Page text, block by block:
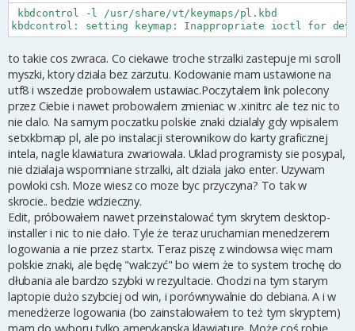
kbdcontrol -l /usr/share/vt/keymaps/pl.kbd
kbdcontrol: setting keymap: Inappropriate ioctl for
to takie cos zwraca. Co ciekawe troche strzalki zastepuje mi scroll
myszki, ktory dziala bez zarzutu. Kodowanie mam ustawione na
utf8 i wszedzie probowalem ustawiac.Poczytalem link polecony
przez Ciebie i nawet probowalem zmieniac w .xinitrc ale tez nic to
nie dalo. Na samym poczatku polskie znaki dzialaly gdy wpisalem
setxkbmap pl, ale po instalacji sterownikow do karty graficznej
intela, nagle klawiatura zwariowala. Uklad programisty sie posypal,
nie dzialaja wspomniane strzalki, alt dziala jako enter. Uzywam
powloki csh. Moze wiesz co moze byc przyczyna? To tak w
skrocie.. bedzie wdzieczny.
Edit, próbowałem nawet przeinstalować tym skrytem desktop-
installer i nic to nie dało. Tyle że teraz uruchamian menedzerem
logowania a nie przez startx. Teraz piszę z windowsa więc mam
polskie znaki, ale będę "walczyć" bo wiem że to system trochę do
dłubania ale bardzo szybki w rezyultacie. Chodzi na tym starym
laptopie dużo szybciej od win, i porównywalnie do debiana. A i w
menedżerze logowania (bo zainstalowałem to też tym skryptem)